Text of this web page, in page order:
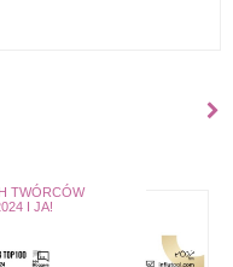
TWÓRCÓW
I JA!